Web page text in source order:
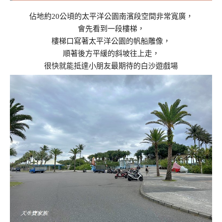
佔地約20公頃的太平洋公園南濱段空間非常寬廣，
會先看到一段樓梯，
樓梯口寫著太平洋公園的帆船雕像，
順著後方平緩的斜坡往上走，
很快就能抵達小朋友最期待的白沙遊戲場